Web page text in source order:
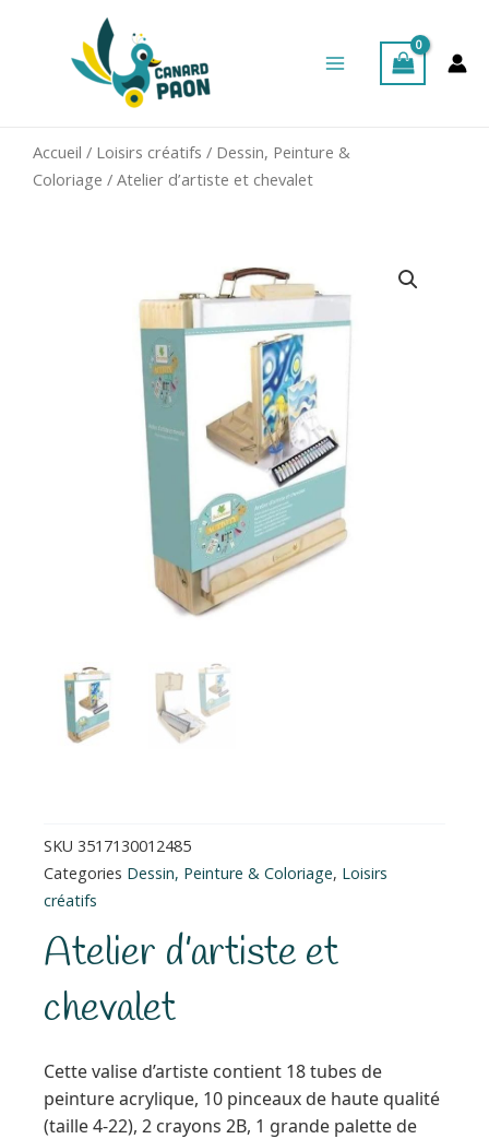
Menu
Accueil / Loisirs créatifs / Dessin, Peinture &
Coloriage / Atelier d’artiste et chevalet
SKU 3517130012485
Categories Dessin, Peinture & Coloriage, Loisirs
créatifs
Atelier d’artiste et
chevalet
Cette valise d’artiste contient 18 tubes de
peinture acrylique, 10 pinceaux de haute qualité
(taille 4-22), 2 crayons 2B, 1 grande palette de